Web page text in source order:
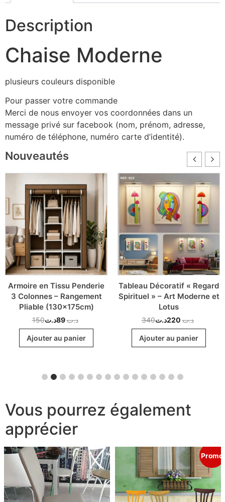
Description
Chaise Moderne
plusieurs couleurs disponible
Pour passer votre commande
Merci de nous envoyer vos coordonnées dans un
message privé sur facebook (nom, prénom, adresse,
numéro de téléphone, numéro carte d’identité).
Nouveautés
Armoire en Tissu Penderie
3 Colonnes – Rangement
Pliable (130x175cm)
150 د.ت89د.ت
Ajouter au panier
Tableau Décoratif « Regard
Spirituel » – Art Moderne et
Lotus
340 د.ت 220د.ت
Ajouter au panier
Vous pourrez également
apprécier
Promo